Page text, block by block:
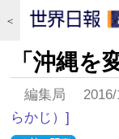
＜
「沖縄を
編集局
らかじ）]